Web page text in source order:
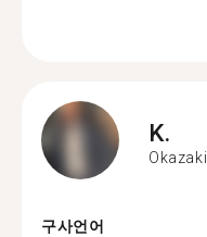
K.
Okazaki
구사언어